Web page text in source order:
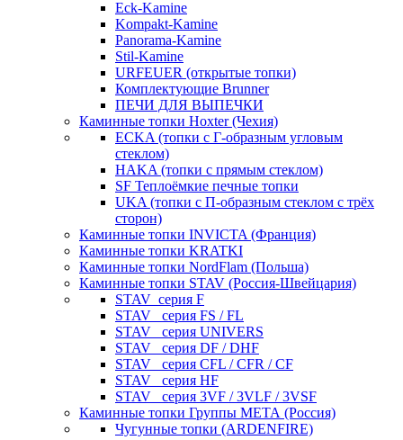
Eck-Kamine
Kompakt-Kamine
Panorama-Kamine
Stil-Kamine
URFEUER (открытые топки)
Комплектующие Brunner
ПЕЧИ ДЛЯ ВЫПЕЧКИ
Каминные топки Hoxter (Чехия)
ECKA (топки с Г-образным угловым
стеклом)
HAKA (топки с прямым стеклом)
SF Теплоёмкие печные топки
UKA (топки с П-образным стеклом с трёх
сторон)
Каминные топки INVICTA (Франция)
Каминные топки KRATKI
Каминные топки NordFlam (Польша)
Каминные топки STAV (Россия-Швейцария)
STAV_серия F
STAV_ серия FS / FL
STAV_ серия UNIVERS
STAV_ серия DF / DHF
STAV_ серия CFL / CFR / CF
STAV_ серия HF
STAV_ серия 3VF / 3VLF / 3VSF
Каминные топки Группы МЕТА (Россия)
Чугунные топки (ARDENFIRE)